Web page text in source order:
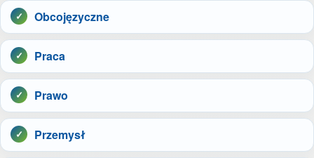
Obcojęzyczne
Praca
Prawo
Przemysł